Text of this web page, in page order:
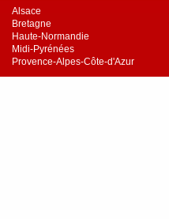
Alsace
Bretagne
Haute-Normandie
Midi-Pyrénées
Provence-Alpes-Côte-d'Azur